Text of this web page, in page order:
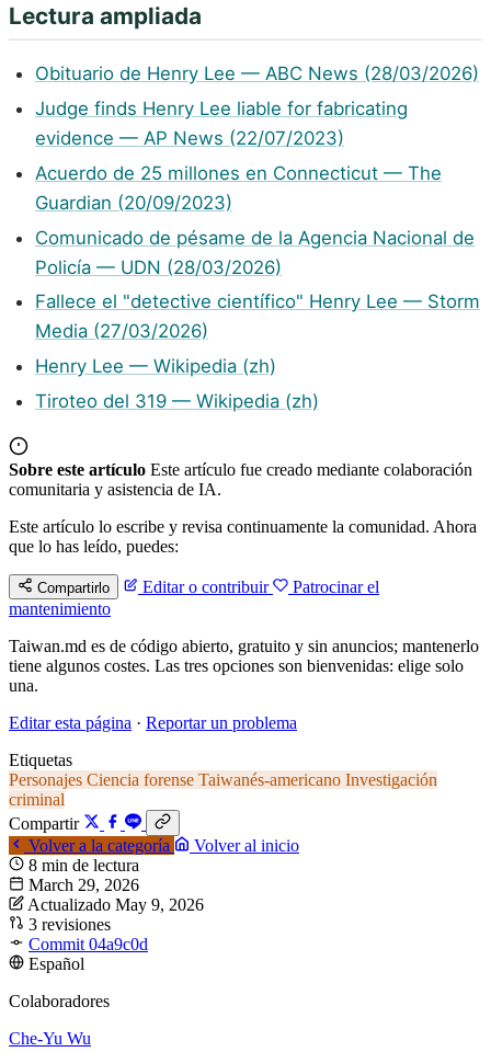
Lectura ampliada
Obituario de Henry Lee — ABC News (28/03/2026)
Judge finds Henry Lee liable for fabricating
evidence — AP News (22/07/2023)
Acuerdo de 25 millones en Connecticut — The
Guardian (20/09/2023)
Comunicado de pésame de la Agencia Nacional de
Policía — UDN (28/03/2026)
Fallece el "detective científico" Henry Lee — Storm
Media (27/03/2026)
Henry Lee — Wikipedia (zh)
Tiroteo del 319 — Wikipedia (zh)
Sobre este artículo Este artículo fue creado mediante colaboración
comunitaria y asistencia de IA.
Este artículo lo escribe y revisa continuamente la comunidad. Ahora
que lo has leído, puedes:
Compartirlo Editar o contribuir
Patrocinar el
mantenimiento
Taiwan.md es de código abierto, gratuito y sin anuncios; mantenerlo
tiene algunos costes. Las tres opciones son bienvenidas: elige solo
una.
Editar esta página · Reportar un problema
Etiquetas
Personajes Ciencia forense Taiwanés-americano Investigación
criminal
Compartir
Volver a la categoría
Volver al inicio
8 min de lectura
March 29, 2026
Actualizado May 9, 2026
3 revisiones
Commit 04a9c0d
Español
Colaboradores
Che-Yu Wu